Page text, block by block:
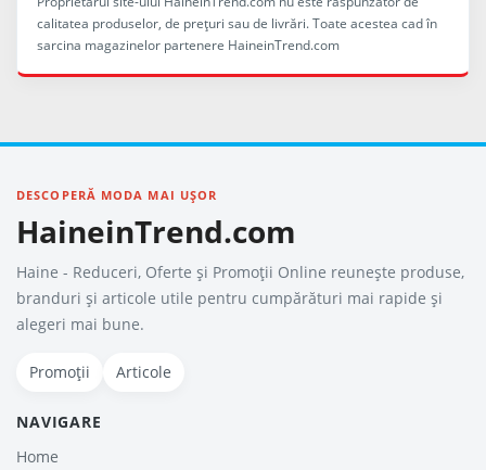
calitatea produselor, de preţuri sau de livrări. Toate acestea cad în
sarcina magazinelor partenere HaineinTrend.com
DESCOPERĂ MODA MAI UȘOR
HaineinTrend.com
Haine - Reduceri, Oferte şi Promoţii Online reunește produse,
branduri și articole utile pentru cumpărături mai rapide și
alegeri mai bune.
Promoții Articole
NAVIGARE
Home